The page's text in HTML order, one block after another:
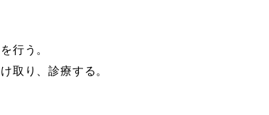
行う。
取り、診療する。